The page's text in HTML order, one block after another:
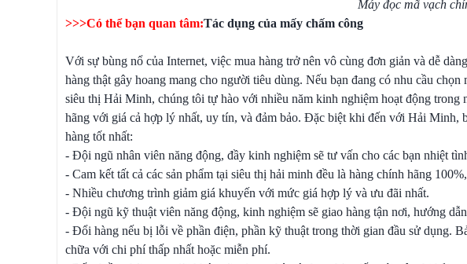
Máy đọc mã vạch
>>>Có thể bạn quan tâm:Tác dụng của mấy chấm công
Với sự bùng nổ của Internet, việc mua hàng trở nên vô cùng đơn giản và dễ
hàng thật gây hoang mang cho người tiêu dùng. Nếu bạn đang có nhu cầu chọn
siêu thị Hải Minh, chúng tôi tự hào với nhiều năm kinh nghiệm hoạt động
hãng với giá cả hợp lý nhất, uy tín, và đảm bảo. Đặc biệt khi đến với Hải Minh,
hàng tốt nhất:
- Đội ngũ nhân viên năng động, đầy kinh nghiệm sẽ tư vấn cho các bạn nhiệt
- Cam kết tất cả các sản phẩm tại siêu thị hải minh đều là hàng chính hãng
- Nhiều chương trình giảm giá khuyến với mức giá hợp lý và ưu đãi nhất.
- Đội ngũ kỹ thuật viên năng động, kinh nghiệm sẽ giao hàng tận nơi, hướng
- Đổi hàng nếu bị lỗi về phần điện, phần kỹ thuật trong thời gian đầu sử dụng.
chữa với chi phí thấp nhất hoặc miễn phí.